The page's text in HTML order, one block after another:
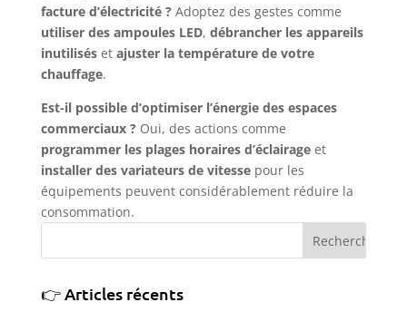
facture d’électricité ?Adoptez des gestes comme
utiliser des ampoules LED, débrancher les appareils
inutiliséset ajuster la température de votre
chauffage.
Est-il possible d’optimiser l’énergie des espaces
commerciaux ?Oui, des actions comme
programmer les plages horaires d’éclairageet
installer des variateurs de vitessepour les
équipements peuvent considérablement réduire la
consommation.
Articles récents